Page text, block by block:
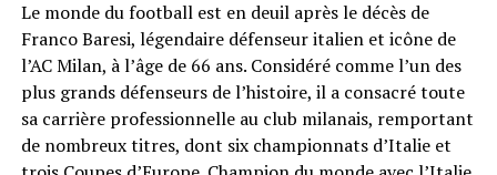
Le monde du football est en deuil après le décès de
Franco Baresi, légendaire défenseur italien et icône de
l’AC Milan, à l’âge de 66 ans. Considéré comme l’un des
plus grands défenseurs de l’histoire, il a consacré toute
sa carrière professionnelle au club milanais, remportant
de nombreux titres, dont six championnats d’Italie et